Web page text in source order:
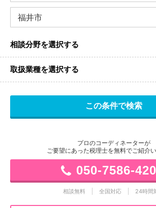
相談分野を選択する
取扱業種を選択する
プロのコーディネーターが
ご要望にあった税理士を無料でご紹介
050-7586-
相談無料 全国対応 24時間